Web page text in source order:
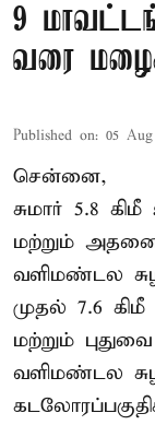
9
வரை
Published on: 05 Aug
சென்னை,
சுமார் 5.8
மற்றும் அதனை
வளிமண்டல
முதல் 7.6
மற்றும்
வளிமண்டல